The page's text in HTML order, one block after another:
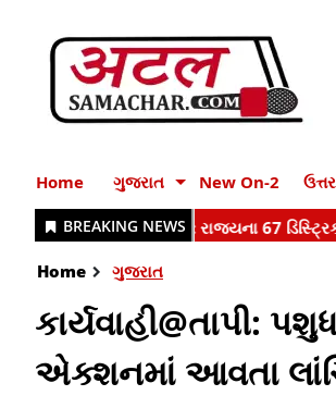
Home ગુજરાત New On-2
Home ગુજરાત
કાર્યવાહી@તાપી:
એક્શનમાં આવતા